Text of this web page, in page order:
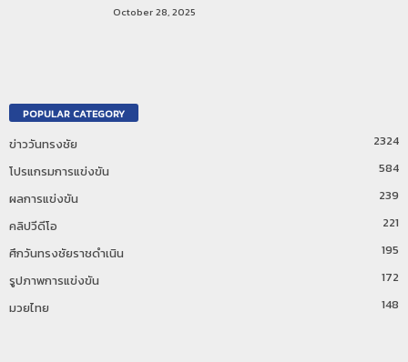
October 28, 2025
POPULAR CATEGORY
ข่าววันทรงชัย
2324
โปรแกรมการแข่งขัน
584
ผลการแข่งขัน
239
คลิปวีดีโอ
221
ศึกวันทรงชัยราชดำเนิน
195
รูปภาพการแข่งขัน
172
มวยไทย
148